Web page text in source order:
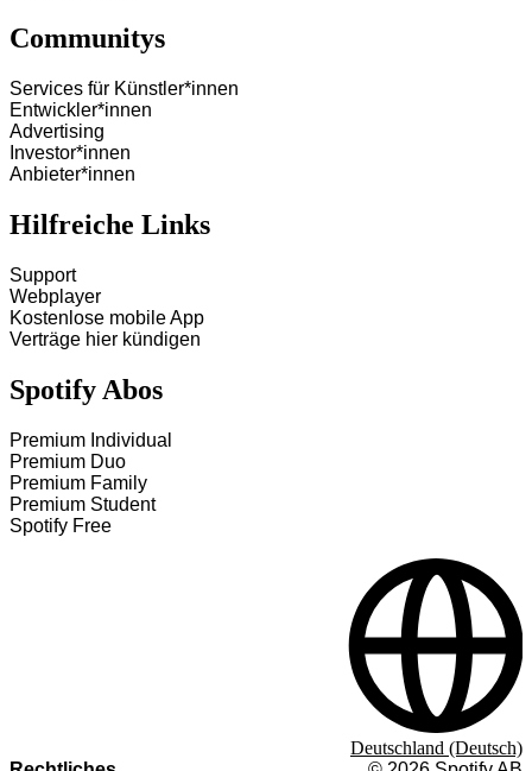
Communitys
Services für Künstler*innen
Entwickler*innen
Advertising
Investor*innen
Anbieter*innen
Hilfreiche Links
Support
Webplayer
Kostenlose mobile App
Verträge hier kündigen
Spotify Abos
Premium Individual
Premium Duo
Premium Family
Premium Student
Spotify Free
Deutschland (Deutsch)